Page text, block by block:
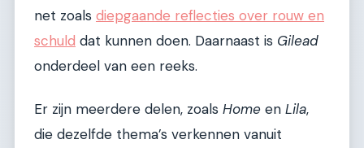
net zoals diepgaande reflecties over rouw en
schuld dat kunnen doen. Daarnaast is Gilead
onderdeel van een reeks.
Er zijn meerdere delen, zoals Home en Lila,
die dezelfde thema’s verkennen vanuit